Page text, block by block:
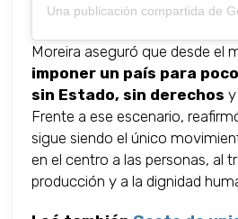
Moreira aseguró que desde el
imponer un país para
sin Estado, sin derechos
Frente a ese escenario,
sigue siendo el único
en el centro a las personas, al
producción y a la dignidad